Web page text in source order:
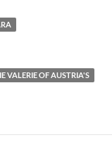
VALERIE OF AUSTRIA'S